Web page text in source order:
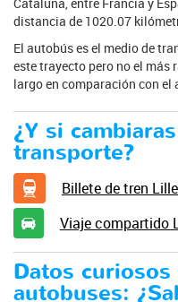
distancia de 1020.07
El autobús es el medio de
este trayecto pero no el más
largo en comparación con el
¿Y si
transporte?
Billete de tren
Viaje compartido
Datos
autobuses: